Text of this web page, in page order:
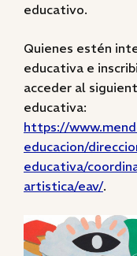
educativo.
Quienes estén
educativa e
acceder al
educativa:
https://
educacion/
educativa/
artistica/eav/.